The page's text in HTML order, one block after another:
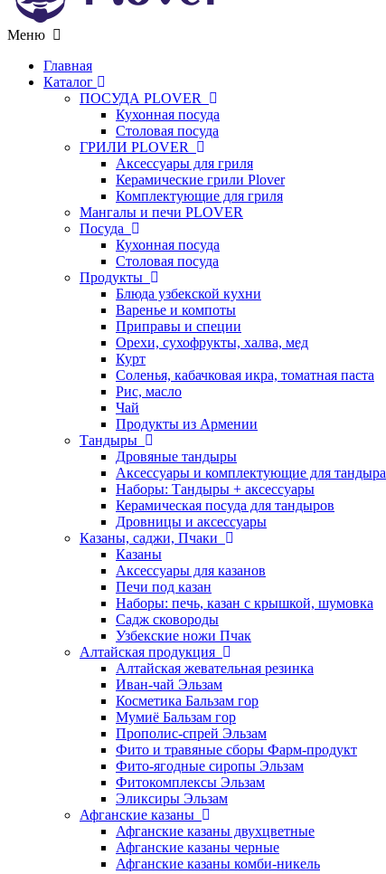
Меню
Главная
Каталог
ПОСУДА PLOVER
Кухонная посуда
Столовая посуда
ГРИЛИ PLOVER
Аксессуары для гриля
Керамические грили Plover
Комплектующие для гриля
Мангалы и печи PLOVER
Посуда
Кухонная посуда
Столовая посуда
Продукты
Блюда узбекской кухни
Варенье и компоты
Приправы и специи
Орехи, сухофрукты, халва, мед
Курт
Соленья, кабачковая икра, томатная паста
Рис, масло
Чай
Продукты из Армении
Тандыры
Дровяные тандыры
Аксессуары и комплектующие для тандыра
Наборы: Тандыры + аксессуары
Керамическая посуда для тандыров
Дровницы и аксессуары
Казаны, саджи, Пчаки
Казаны
Аксессуары для казанов
Печи под казан
Наборы: печь, казан с крышкой, шумовка
Садж сковороды
Узбекские ножи Пчак
Алтайская продукция
Алтайская жевательная резинка
Иван-чай Эльзам
Косметика Бальзам гор
Мумиё Бальзам гор
Прополис-спрей Эльзам
Фито и травяные сборы Фарм-продукт
Фито-ягодные сиропы Эльзам
Фитокомплексы Эльзам
Эликсиры Эльзам
Афганские казаны
Афганские казаны двухцветные
Афганские казаны черные
Афганские казаны комби-никель